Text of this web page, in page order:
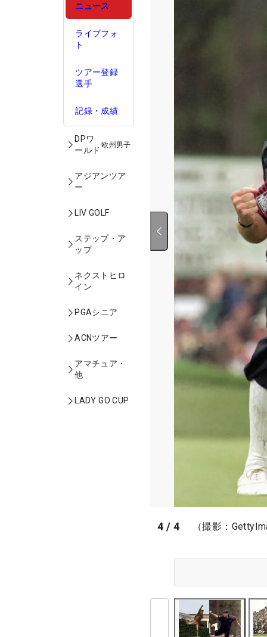
ニュース
ライブフォ
ト
ツアー登録
選手
記録・成績
DPワ
ールド
欧州男子
アジアンツア
ー
LIV GOLF
ステップ・ア
ップ
ネクストヒロ
イン
PGAシニア
ACNツアー
アマチュア・
他
LADY GO CUP
4 / 4 （撮影：